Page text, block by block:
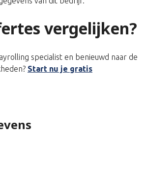
vergelijken?
specialist en benieuwd naar de
Start nu je gratis